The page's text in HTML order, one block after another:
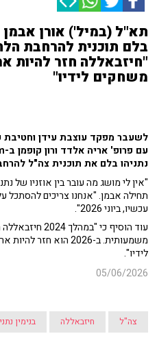
תא"ל (במיל') אורן אבמן
בלם תוכנית להרחבת
"חיזבאללה חזר להיות
משחקים לידיו"
לשעבר מפקד עוצבת עידן וחטיבת
נתניהו בלם את תוכנית צה"ל
"אין לי מושג מה עובר בין אוזניו של
תחילה אבמן. "אנחנו צריכים להסתכל
עכשיו, ביוני 2026".
עוד הוסיף כי
משמעותית. ב-2026 הוא
לידיו".
05/06/2026
צה"ל חיזבאללה בנימין